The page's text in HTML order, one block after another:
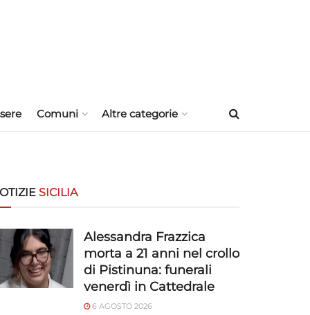
Comuni Altre categorie
SICILIA
Alessandra Frazzica
morta a 21 anni nel crollo
di Pistinuna: funerali
venerdì in Cattedrale
6 AGOSTO 2026